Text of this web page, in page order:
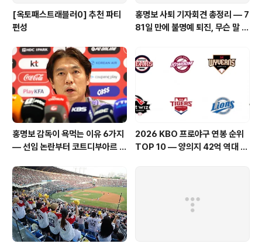
[옥토패스트래블러0] 추천 파티
편성
홍명보 사퇴 기자회견 총정리 — 7
81일 만에 불명예 퇴진, 무슨 말 남
홍명보 감독이 욕먹는 이유 6가지
— 선임 논란부터 코트디부아르 참
2026 KBO 프로야구 연봉 순위
TOP 10 — 양의지 42억 역대 최